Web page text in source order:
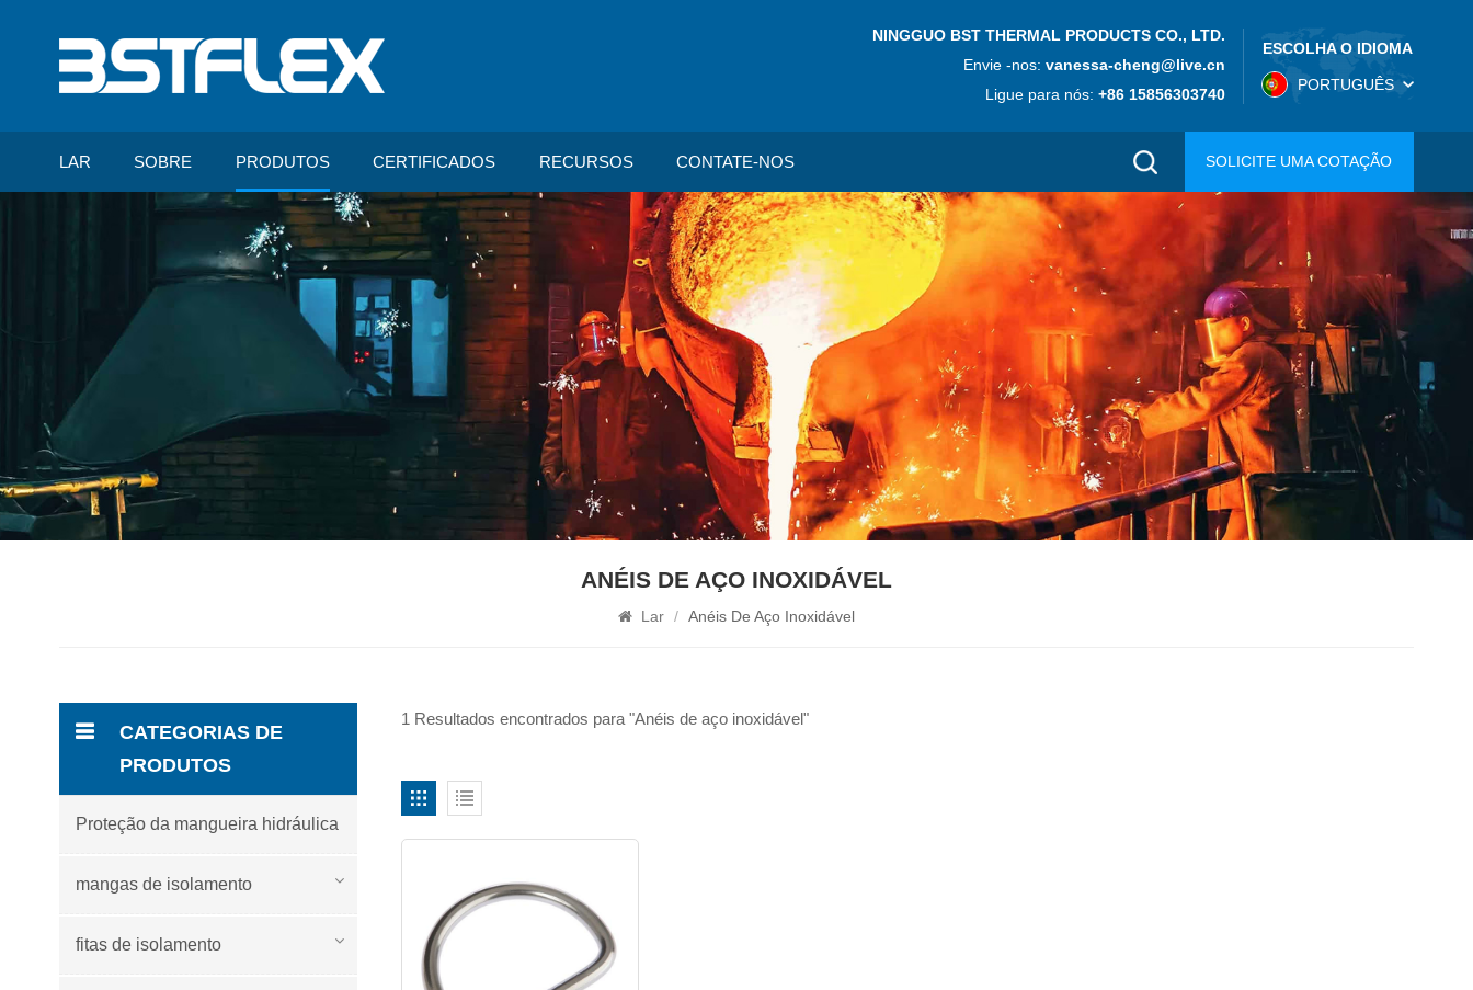
NINGGUO BST THERMAL PRODUCTS CO., LTD.
Envie -nos: vanessa-cheng@live.cn
Ligue para nós: +86 15856303740
ESCOLHA O IDIOMA
PORTUGUÊS
LAR SOBRE PRODUTOS CERTIFICADOS RECURSOS CONTATE-NOS SOLICITE UMA COTAÇÃO
ANÉIS DE AÇO INOXIDÁVEL
Lar / Anéis De Aço Inoxidável
1 Resultados encontrados para "Anéis de aço inoxidável"
CATEGORIAS DE
PRODUTOS
Proteção da mangueira hidráulica
mangas de isolamento
fitas de isolamento